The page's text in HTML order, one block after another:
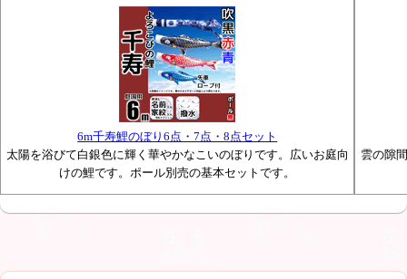
6m千寿鯉のぼり6点・7点・8点セット
太陽を浴びて白銀色に輝く華やかなこいのぼりです。広いお庭向
けの鯉です。ポール別売の基本セットです。
雲の隙